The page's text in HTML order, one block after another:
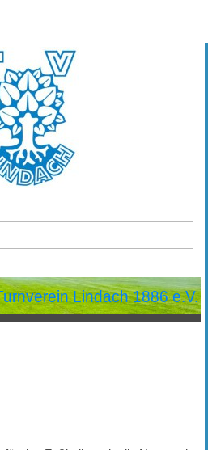
Lindach 1886 e.V.